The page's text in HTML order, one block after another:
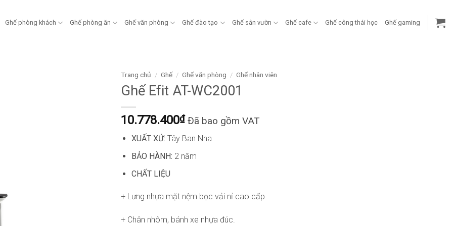
Ghế phòng khách Ghế phòng ăn Ghế văn phòng Ghế đào tạo Ghế sân vườn Ghế cafe Ghế công thái học Ghế gaming
Trang chủ / Ghế / Ghế văn phòng / Ghế nhân viên
Ghế Efit AT-WC2001
10.778.400₫ Đã bao gồm VAT
XUẤT XỨ: Tây Ban Nha
BẢO HÀNH: 2 năm
CHẤT LIỆU
+ Lưng nhựa mặt nệm bọc vải nỉ cao cấp
+ Chân nhôm, bánh xe nhựa đúc.